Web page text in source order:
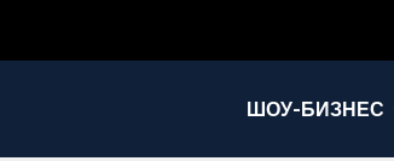
ШОУ-БИЗНЕС